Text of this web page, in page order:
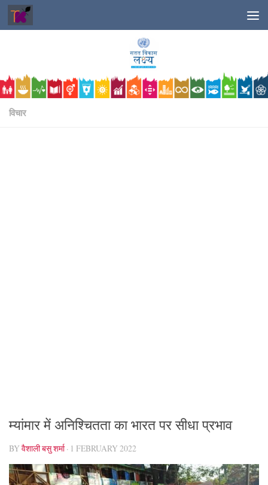
Skip to content
विचार
म्यांमार में अनिश्चितता का भारत पर सीधा प्रभाव
BYवैशाली बसु शर्मा · 1 FEBRUARY 2022